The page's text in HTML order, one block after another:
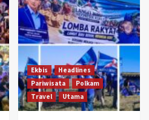
Ekbis
Headlines
Pariwisata
Polkam
Travel
Utama